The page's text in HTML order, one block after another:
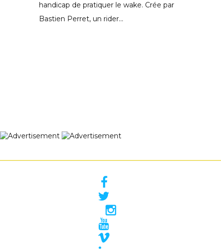
handicap de pratiquer le wake. Crée par
Bastien Perret, un rider...